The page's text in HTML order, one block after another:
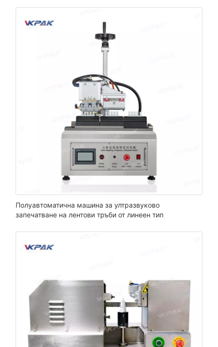
Полуавтоматична машина за ултразвуково
запечатване на лентови тръби от линеен тип